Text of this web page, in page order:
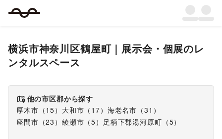
横浜市神奈川区鶴屋町｜ 展示会・個展のレ
ンタルスペース
他の市区郡から探す
厚木市 （15） 大和市 （ 17） 海老名市 （31 ）
座間市 （23 ） 綾瀬市 （5） 足柄下郡湯河原町 （5）